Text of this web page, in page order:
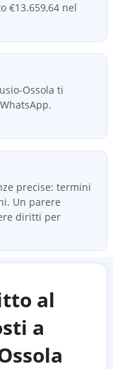
€13.659,64 nel
Ossola ti
precise: termini
Un parere
diritti per
al
a